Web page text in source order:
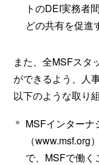
トのDEI実務者
どの共有を促進
また、全MSFスタ
ができるよう、人
以下のような取り
MSFインターナ
（www.msf.org
で、MSFで働く